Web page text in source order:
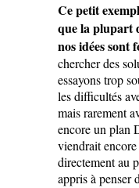
Ce petit
que la plupart
nos idées sont
chercher des
essayons trop
les difficultés
mais rarement
encore un plan
viendrait
directement au
appris à penser